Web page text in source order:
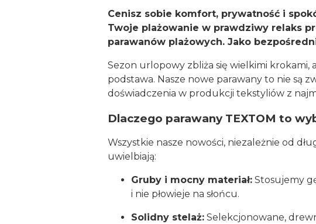
Cenisz sobie komfort, prywatność i
Twoje plażowanie w prawdziwy relaks
parawanów plażowych. Jako
Sezon urlopowy zbliża się wielkimi krokami,
podstawa. Nasze nowe parawany to nie są
doświadczenia w produkcji tekstyliów z
Dlaczego parawany TEXTOM to
Wszystkie nasze nowości, niezależnie od
uwielbiają:
Gruby i mocny materiał: Stosujemy
i nie płowieje na słońcu.
Solidny stelaż: Selekcjonowane,